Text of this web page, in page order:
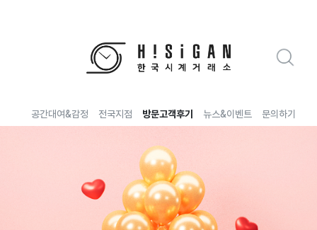
공간대여&감정 전국지점 방문고객후기 뉴스&이벤트 문의하기